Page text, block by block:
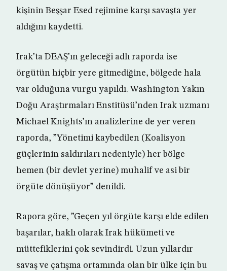
kişinin Beşşar Esed rejimine karşı savaşta yer
aldığını kaydetti.
Irak’ta DEAŞ’ın geleceği adlı raporda ise
örgütün hiçbir yere gitmediğine, bölgede hala
var olduğuna vurgu yapıldı. Washington Yakın
Doğu Araştırmaları Enstitüsü’nden Irak uzmanı
Michael Knights’ın analizlerine de yer veren
raporda, ”Yönetimi kaybedilen (Koalisyon
güçlerinin saldırıları nedeniyle) her bölge
hemen (bir devlet yerine) muhalif ve asi bir
örgüte dönüşüyor” denildi.
Rapora göre, ”Geçen yıl örgüte karşı elde edilen
başarılar, haklı olarak Irak hükümeti ve
müttefiklerini çok sevindirdi. Uzun yıllardır
savaş ve çatışma ortamında olan bir ülke için bu